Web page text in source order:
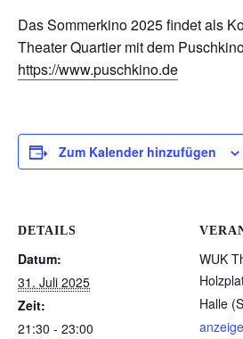
Das Sommerkino 2025 findet als
Theater Quartier mit dem
https://www.puschkino.de
Zum Kalender hinzufügen
DETAILS
Datum:
31. Juli 2025
Zeit:
21:30 - 23:00
WUK
Halle